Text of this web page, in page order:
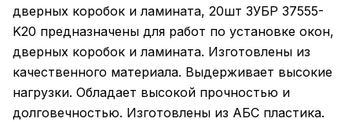
дверных коробок и ламината, 20шт ЗУБР 37555-
K20 предназначены для работ по установке окон,
дверных коробок и ламината. Изготовлены из
качественного материала. Выдерживает высокие
нагрузки. Обладает высокой прочностью и
долговечностью. Изготовлены из АБС пластика.